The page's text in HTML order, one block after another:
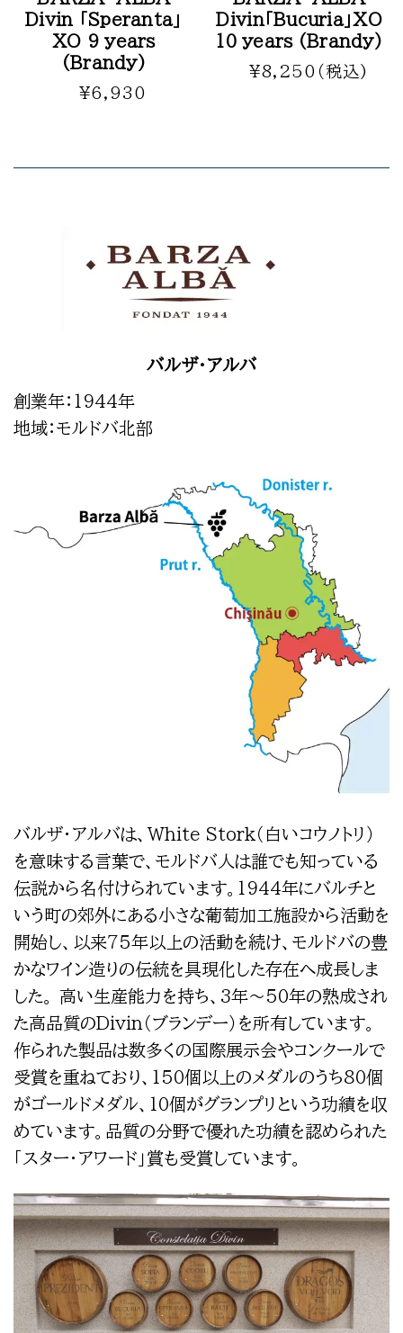
ジャム ギフトセット
オーガニックオイル ギフトセット
母の日 ギフトセット
チルド便
Divin 「Speranta」
XO 9 years
(Brandy)
¥6,930
Divin「Bucuria」XO
10 years (Brandy)
¥8,250（税込)
バルザ・アルバ
創業年：1944年
地域：モルドバ北部
バルザ・アルバは、White Stork（白いコウノトリ）
を意味する言葉で、モルドバ人は誰でも知っている
伝説から名付けられています。1944年にバルチと
いう町の郊外にある小さな葡萄加工施設から活動を
開始し、以来75年以上の活動を続け、モルドバの豊
かなワイン造りの伝統を具現化した存在へ成長しま
した。 高い生産能力を持ち、3年〜50年の熟成され
た高品質のDivin（ブランデー）を所有しています。
作られた製品は数多くの国際展示会やコンクールで
受賞を重ねており、150個以上のメダルのうち80個
がゴールドメダル、10個がグランプリという功績を収
めています。品質の分野で優れた功績を認められた
「スター・アワード」賞も受賞しています。